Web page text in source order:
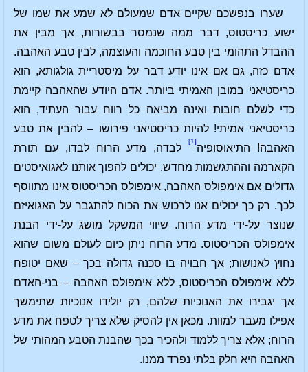
שערו בנפשכם שקיים אדם שמעולם לא שמע את שמו של
ישוע כריסטוס, דבר ממה שנמסר בבשורות, אך מבין את
ההבדל התהומי בין טבע החוכמה והעוצמה, לבין טבע האהבה.
אדם כזה, גם אם אינו יודע דבר על מיסטריית גולגותא, הוא
כריסטיאני במובן האמיתי ביותר. אדם היודע שהאהבה קיימת
כדי לשלם חובות ואינה מביאה כל רווח עבור העתיד, הוא
כריסטיאני אמיתי! להיות כריסטיאני פירושו – להבין את טבע
האהבה! התיאוסופיה
[1]
לבדה, מדע הרוח לבדו, עם תורת
הקארמה וההתגשמות מחדש, יכולים להפוך אותנו לאגואיסטים
גדולים אם אימפולס האהבה, אימפולס הכריסטוס אינו מתווסף
לכך. רק כך יכולים אנו לרכוש את הכוח להתגבר על האגואיזם
שנוצר על-ידי מדע הרוח. שיווי המשקל מושג על-ידי הבנת
אימפולס הכריסטוס. מדע הרוח ניתן כיום לעולם משום שהוא
נחוץ לאנושות; אך חבויה בו סכנה גדולה בכך – שאם יטופח
ללא אימפולס הכריסטוס, ללא אימפולס האהבה – בני-האדם
אך יגבירו את האנוכיות שלהם, רק יולידו אנוכיות שתימשך
אפילו מעבר למוות. מכאן אין להסיק שלא צריך לטפח את מדע
הרוח; אלא צריך ללמוד ולהכיר בכך שהבנת הטבע המהותי של
האהבה היא חלק בלתי נפרד ממנו.